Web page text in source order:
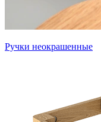
Ручки неокрашенные